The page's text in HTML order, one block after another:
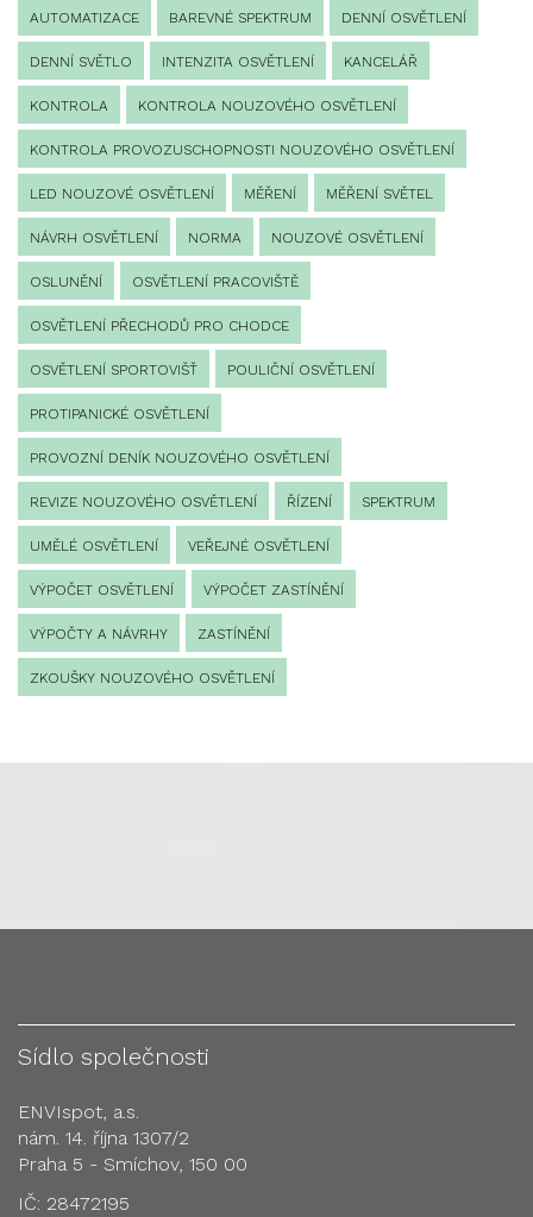
AUTOMATIZACE BAREVNÉ SPEKTRUM DENNÍ OSVĚTLENÍ
DENNÍ SVĚTLO INTENZITA OSVĚTLENÍ KANCELÁŘ
KONTROLA KONTROLA NOUZOVÉHO OSVĚTLENÍ
KONTROLA PROVOZUSCHOPNOSTI NOUZOVÉHO OSVĚTLENÍ
LED NOUZOVÉ OSVĚTLENÍ MĚŘENÍ MĚŘENÍ SVĚTEL
NÁVRH OSVĚTLENÍ NORMA NOUZOVÉ OSVĚTLENÍ
OSLUNĚNÍ OSVĚTLENÍ PRACOVIŠTĚ
OSVĚTLENÍ PŘECHODŮ PRO CHODCE
OSVĚTLENÍ SPORTOVIŠŤ POULIČNÍ OSVĚTLENÍ
PROTIPANICKÉ OSVĚTLENÍ
PROVOZNÍ DENÍK NOUZOVÉHO OSVĚTLENÍ
REVIZE NOUZOVÉHO OSVĚTLENÍ ŘÍZENÍ SPEKTRUM
UMĚLÉ OSVĚTLENÍ VEŘEJNÉ OSVĚTLENÍ
VÝPOČET OSVĚTLENÍ VÝPOČET ZASTÍNĚNÍ
VÝPOČTY A NÁVRHY ZASTÍNĚNÍ
ZKOUŠKY NOUZOVÉHO OSVĚTLENÍ
Sídlo společnosti
ENVIspot, a.s.
nám. 14. října 1307/2
Praha 5 - Smíchov, 150 00
IČ: 28472195